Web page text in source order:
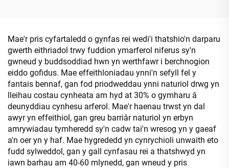
Mae'r pris cyfartaledd o gynfas rei wedi'i thatshio'n darparu
gwerth eithriadol trwy fuddion ymarferol niferus sy'n
gwneud y buddsoddiad hwn yn werthfawr i berchnogion
eiddo gofidus. Mae effeithloniadau ynni'n sefyll fel y
fantais bennaf, gan fod priodweddau ynni naturiol drwg yn
lleihau costau cynheata am hyd at 30% o gymharu â
deunyddiau cynhesu arferol. Mae'r haenau trwst yn dal
awyr yn effeithiol, gan greu barriâr naturiol yn erbyn
amrywiadau tymheredd sy'n cadw tai'n wresog yn y gaeaf
a'n oer yn y haf. Mae hygrededd yn cynrychioli unwaith eto
fudd sylweddol, gan y gall cynfasau rei a thatshwyd yn
iawn barhau am 40-60 mlynedd, gan wneud y pris